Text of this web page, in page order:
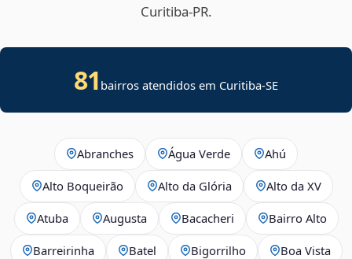
Curitiba‑PR.
81 bairros atendidos em Curitiba-SE
Abranches Água Verde Ahú
Alto Boqueirão Alto da Glória Alto da XV
Atuba Augusta Bacacheri Bairro Alto
Barreirinha Batel Bigorrilho Boa Vista